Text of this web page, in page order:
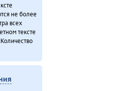
не более
всех
тексте